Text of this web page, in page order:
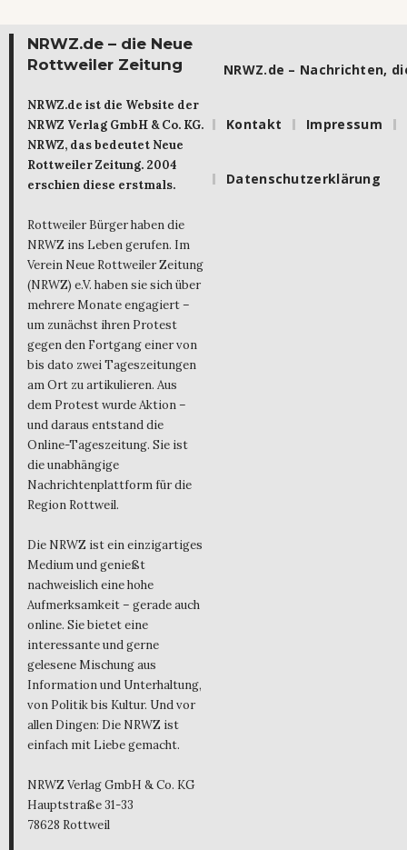
NRWZ.de – die Neue
Rottweiler Zeitung
NRWZ.de ist die Website der
NRWZ Verlag GmbH & Co. KG.
NRWZ, das bedeutet Neue
Rottweiler Zeitung. 2004
erschien diese erstmals.
Rottweiler Bürger haben die
NRWZ ins Leben gerufen. Im
Verein Neue Rottweiler Zeitung
(NRWZ) e.V. haben sie sich über
mehrere Monate engagiert –
um zunächst ihren Protest
gegen den Fortgang einer von
bis dato zwei Tageszeitungen
am Ort zu artikulieren. Aus
dem Protest wurde Aktion –
und daraus entstand die
Online-Tageszeitung. Sie ist
die unabhängige
Nachrichtenplattform für die
Region Rottweil.
Die NRWZ ist ein einzigartiges
Medium und genießt
nachweislich eine hohe
Aufmerksamkeit – gerade auch
online. Sie bietet eine
interessante und gerne
gelesene Mischung aus
Information und Unterhaltung,
von Politik bis Kultur. Und vor
allen Dingen: Die NRWZ ist
einfach mit Liebe gemacht.
NRWZ Verlag GmbH & Co. KG
Hauptstraße 31-33
78628 Rottweil
NRWZ.de – Nachrichten,
Kontakt Impressum
Datenschutzerklärung